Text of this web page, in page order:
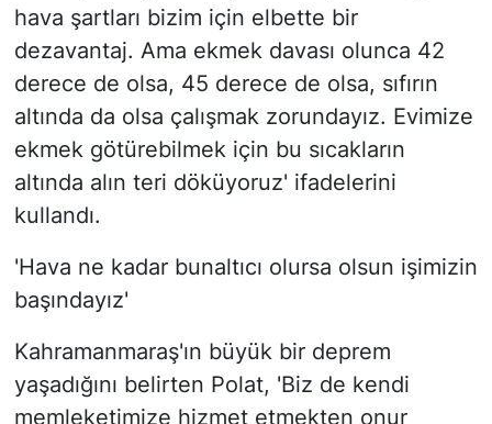
hava şartları bizim için elbette bir
dezavantaj. Ama ekmek davası olunca 42
derece de olsa, 45 derece de olsa, sıfırın
altında da olsa çalışmak zorundayız. Evimize
ekmek götürebilmek için bu sıcakların
altında alın teri döküyoruz' ifadelerini
kullandı.
'Hava ne kadar bunaltıcı olursa olsun işimizin
başındayız'
Kahramanmaraş'ın büyük bir deprem
yaşadığını belirten Polat, 'Biz de kendi
memleketimize hizmet etmekten onur